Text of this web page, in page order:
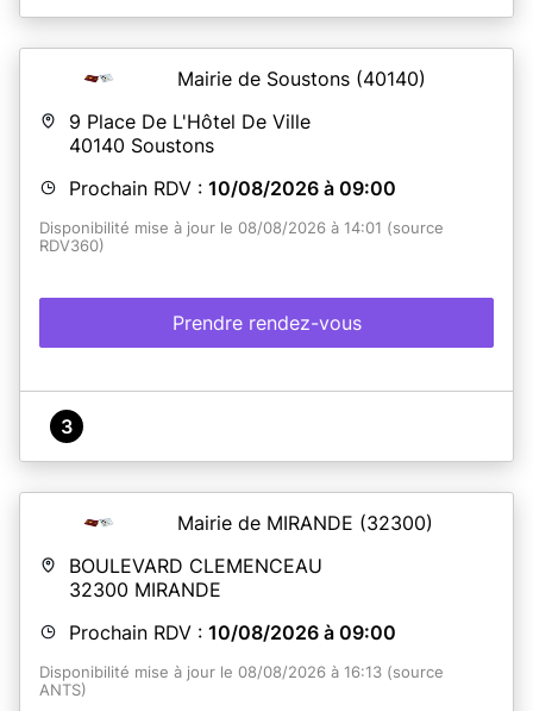
Mairie de Soustons (40140)
9 Place De L'Hôtel De Ville
40140 Soustons
Prochain RDV : 10/08/2026 à 09:00
Disponibilité mise à jour le 08/08/2026 à 14:01 (source
RDV360)
Prendre rendez-vous
3
Mairie de MIRANDE (32300)
BOULEVARD CLEMENCEAU
32300 MIRANDE
Prochain RDV : 10/08/2026 à 09:00
Disponibilité mise à jour le 08/08/2026 à 16:13 (source
ANTS)